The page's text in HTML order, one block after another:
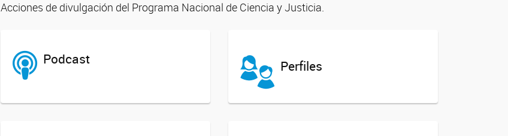
Acciones de divulgación del Programa Nacional de Ciencia y Justicia.
Podcast Perfiles